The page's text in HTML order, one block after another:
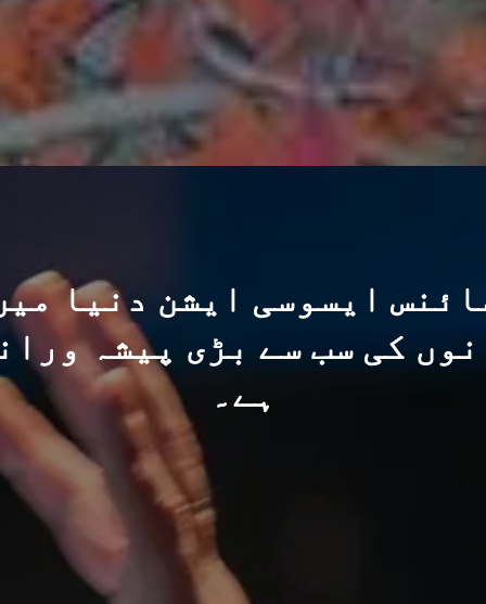
ایسوسی ایشن دنیا
کی سب سے بڑی پیشہ
ہے۔